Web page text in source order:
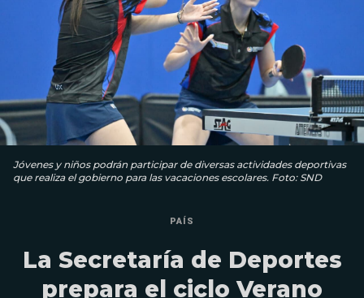
Jóvenes y niños podrán participar de diversas actividades deportivas
que realiza el gobierno para las vacaciones escolares. Foto: SND
PAÍS
La Secretaría de Deportes
prepara el ciclo Verano